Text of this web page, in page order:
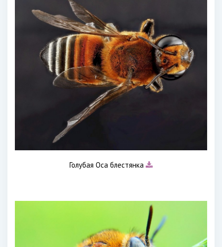
Голубая Оса блестянка